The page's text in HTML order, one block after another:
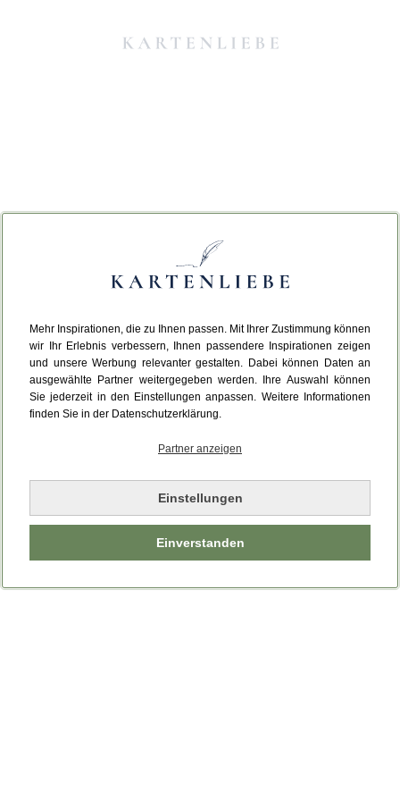
Mehr Inspirationen, die zu Ihnen passen. Mit Ihrer Zustimmung können
wir Ihr Erlebnis verbessern, Ihnen passendere Inspirationen zeigen
und unsere Werbung relevanter gestalten. Dabei können Daten an
ausgewählte Partner weitergegeben werden. Ihre Auswahl können
Sie jederzeit in den Einstellungen anpassen. Weitere Informationen
finden Sie in der Datenschutzerklärung.
Partner anzeigen
Einstellungen
Einverstanden
Da ist etwas schiefgelaufen.
Leider ist ein technischer Fehler aufgetreten.
Bitte laden Sie die Seite neu.